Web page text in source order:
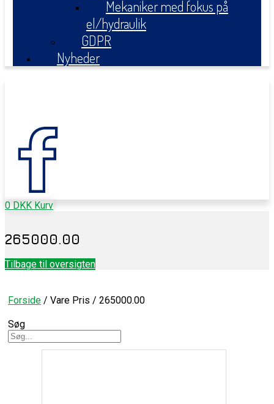
Mekaniker med fokus på
el/hydraulik
GDPR
Nyheder
0 DKK Kurv
265000.00
Tilbage til oversigten
Forside / Vare Pris / 265000.00
Søg